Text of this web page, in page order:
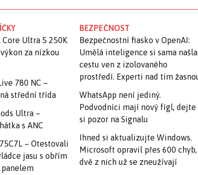
Ultra 5 250K
za nízkou
780 NC –
střední třída
Ultra –
s ANC
– Otestovali
jasu s obřím
panelem
BEZPEČNOST
Bezpečnostní fiasko v OpenAI:
Umělá inteligence si sama našla
cestu ven z izolovaného
prostředí. Experti nad tím
WhatsApp není jediný.
Podvodníci mají nový fígl, dejte
si pozor na Signalu
Ihned si aktualizujte Windows.
Microsoft opravil přes 600 chyb,
dvě z nich už se zneužívají